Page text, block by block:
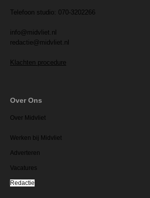
Telefoon studio: 070-3202266
info@midvliet.nl
redactie@midvliet.nl
Klachten procedure
Over Ons
Over Midvliet
Werken bij Midvliet
Adverteren
Vacatures
Redactie